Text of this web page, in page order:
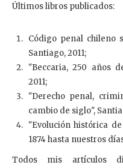
Últimos libros publicados:
Código penal chileno
Santiago, 2011;
"Beccaria, 250 años
2011;
"Derecho penal,
cambio de siglo",
"Evolución histórica
1874 hasta nuestros
Todos mis artículos